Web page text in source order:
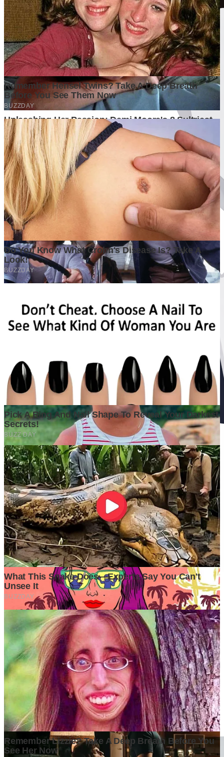
Ditulis oleh Kontributor
Penyuka detail yang percaya bahwa setiap tulisan punya nyawa.
Bertugas merangkai ide menjadi cerita yang mengalir, memastikan
setiap titik dan koma berada di tempat yang tepat untuk kenyamanan
membacamu
Komentar ( 0)
Tulis Komentar
Belum ada komentar. Jadilah yang pertama!
Baca Juga